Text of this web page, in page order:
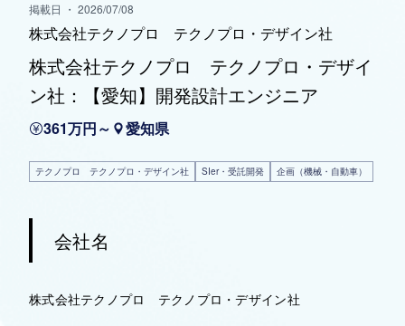
掲載日 ・ 2026/07/08
株式会社テクノプロ テクノプロ・デザイン社
株式会社テクノプロ テクノプロ・デザイ
ン社：【愛知】開発設計エンジニア
361万円～ 愛知県
テクノプロ テクノプロ・デザイン社 SIer・受託開発 企画（機械・自動車）
会社名
株式会社テクノプロ テクノプロ・デザイン社